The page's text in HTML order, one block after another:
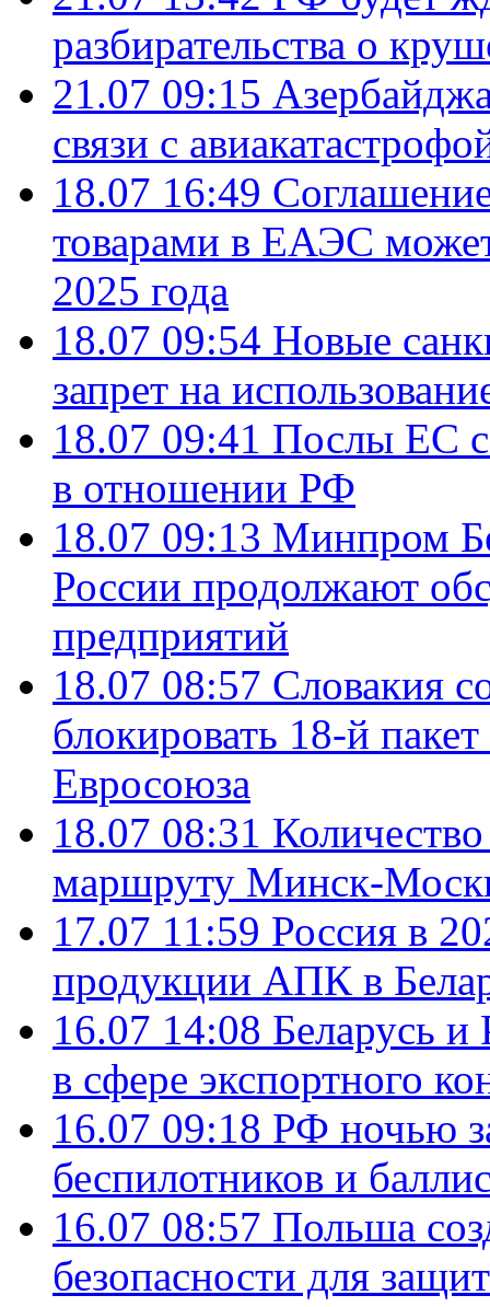
разбирательства о
21.07 09:15
связи с
18.07 16:49
товарами в ЕАЭС
2025 года
18.07 09:54 Новые
запрет на
18.07 09:41 Послы ЕС
в отношении РФ
18.07 09:13 Минпром
России продолжают
предприятий
18.07 08:57 Словакия
блокировать 18-й
Евросоюза
18.07 08:31
маршруту Минск-
17.07 11:59 Россия в
продукции АПК в
16.07 14:08 Беларусь и
в сфере экспортного
16.07 09:18 РФ ночью
беспилотников и
16.07 08:57 Польша
безопасности для